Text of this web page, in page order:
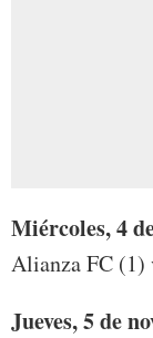
Miércoles, 4
Alianza FC (1)
Jueves, 5 de